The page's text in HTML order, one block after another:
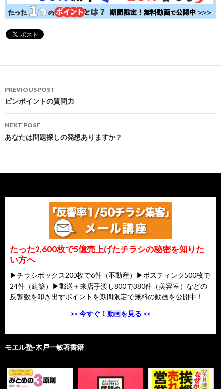
Post
navigation
PREVIOUS POST
ピンポイントの質問力
NEXT POST
あなたは問題探しの発想ありますか？
たった2,600枚で5億売上げたチラシの秘密を知りた
い方へ
▶チラシボックス200枚で6件（不動産）▶ポスティング500枚で
24件（建築）▶郵送＋来店手渡し800で380件（美容室）などの
反響数を叩き出すポイントを期間限定で無料の動画を公開中！
>> 今すぐ！動画を見る <<
モエル塾-木戸一敏著書籍